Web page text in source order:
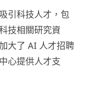
引科技人才，包
技相關研究資
大了 AI 人才招聘
心提供人才支